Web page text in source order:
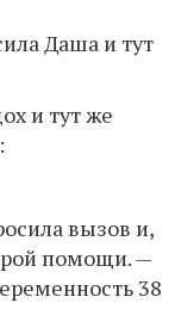
Даша и тут
и тут же
вызов и,
помощи. —
38